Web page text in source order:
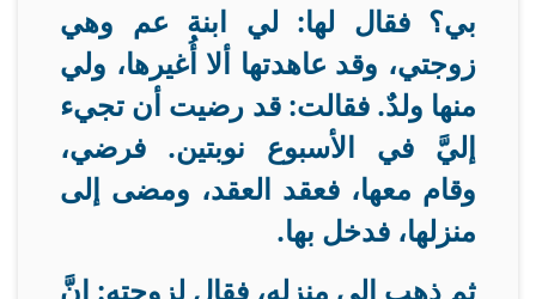
بي؟ فقال لها: لي ابنة عم وهي
زوجتي، وقد عاهدتها ألا أُغيرها، ولي
منها ولدٌ. فقالت: قد رضيت أن تجيء
إليَّ في الأسبوع نوبتين. فرضي،
وقام معها، فعقد العقد، ومضى إلى
منزلها، فدخل بها.
ثم ذهب إلى منزله، فقال لزوجته: إنَّ